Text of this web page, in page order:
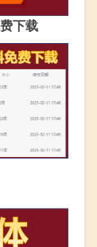
下载